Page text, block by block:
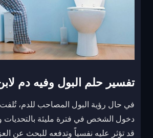
تفسير حلم البول وفيه دم
في حال رؤية البول المصاحب للدم، تُلفت
دخول الشخص في فترة مليئة بالتحديات
قد تؤثر عليه نفسياً وتدفعه للبحث عن